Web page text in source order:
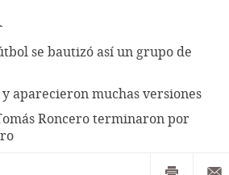
se bautizó así un grupo de
aparecieron muchas versiones
Roncero terminaron por